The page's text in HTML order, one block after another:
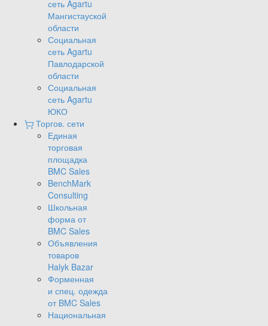
сеть Agartu
Мангистауской
области
Социальная
сеть Agartu
Павлодарской
области
Социальная
сеть Agartu
ЮКО
Торгов. сети
Единая
торговая
площадка
BMC Sales
BenchMark
Consulting
Школьная
форма от
BMC Sales
Объявления
товаров
Halyk Bazar
Форменная
и спец. одежда
от BMC Sales
Национальная